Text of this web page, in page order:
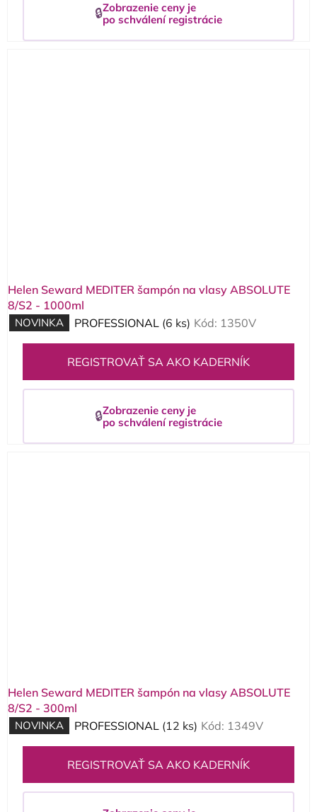
🔒Zobrazenie ceny je
po schválení registrácie
Helen Seward MEDITER šampón na vlasy ABSOLUTE
8/S2 - 1000ml
NOVINKA PROFESSIONAL (6 ks) Kód: 1350V
REGISTROVAŤ SA AKO KADERNÍK
🔒Zobrazenie ceny je
po schválení registrácie
Helen Seward MEDITER šampón na vlasy ABSOLUTE
8/S2 - 300ml
NOVINKA PROFESSIONAL (12 ks) Kód: 1349V
REGISTROVAŤ SA AKO KADERNÍK